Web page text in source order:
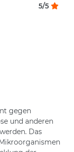
5/5
gegen
und anderen
Das